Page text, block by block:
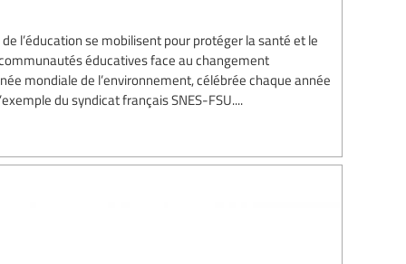
l’éducation se mobilisent pour protéger la santé et le
éducatives face au changement
mondiale de l’environnement, célébrée chaque année
du syndicat français SNES-FSU....